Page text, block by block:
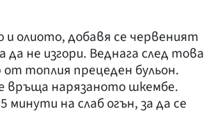
олиото, добавя се червеният
да не изгори. Веднага след това
топлия прецеден бульон.
връща нарязаното шкембе.
на слаб огън, за да се